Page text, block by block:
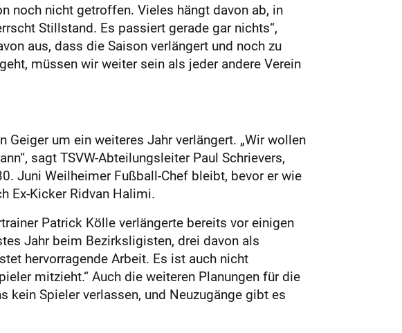
noch nicht getroffen. Vieles hängt davon ab, in
Stillstand. Es passiert gerade gar nichts“,
aus, dass die Saison verlängert und noch zu
müssen wir weiter sein als jeder andere Verein
um ein weiteres Jahr verlängert. „Wir wollen
sagt TSVW-Abteilungsleiter Paul Schrievers,
Juni Weilheimer Fußball-Chef bleibt, bevor er wie
Ex-Kicker Ridvan Halimi.
Patrick Kölle verlängerte bereits vor einigen
Jahr beim Bezirksligisten, drei davon als
hervorragende Arbeit. Es ist auch nicht
mitzieht.“ Auch die weiteren Planungen für die
kein Spieler verlassen, und Neuzugänge gibt es